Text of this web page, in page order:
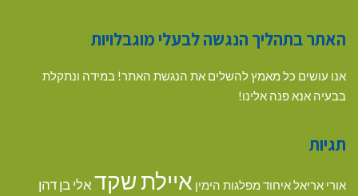
האתר בתהליך הנגשה לבעלי מוגבלויות
אנו עושים כל מאמץ להשלים את הנגשת האתר! במידה ונתקלת
בבעיה אנא פנה אלינו!
תגיות
אורי אריאלאיחוד מפלגות הימין איילת שקדאלי בן דהן